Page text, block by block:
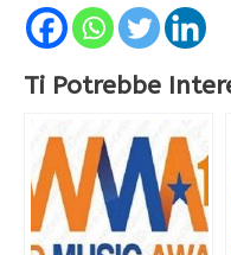
Ti Potrebbe